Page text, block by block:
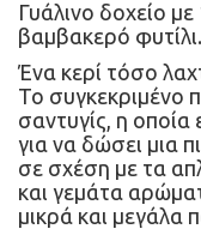
Γυάλινο δοχείο
βαμβακερό φυτίλι.
Ένα κερί τόσο
Το συγκεκριμένο
σαντυγίς, η οποία
για να δώσει μια
σε σχέση με τα
και γεμάτα
μικρά και μεγάλα